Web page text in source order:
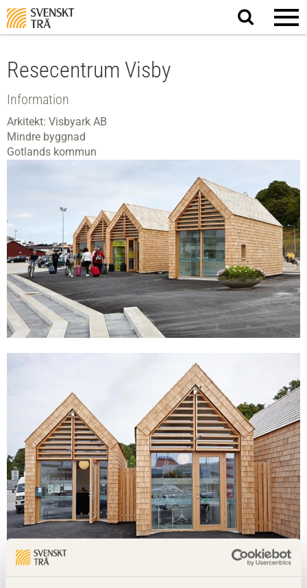
Sök
på
Resecentrum Visby
Information
Arkitekt: Visbyark AB
Mindre byggnad
Gotlands kommun